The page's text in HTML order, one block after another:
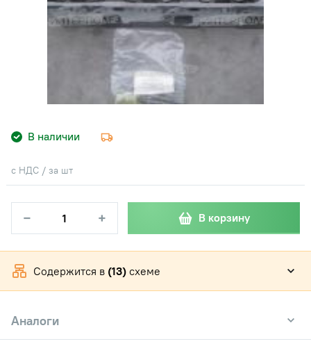
В наличии
с НДС / за шт
− + В корзину
Содержится в (13) схеме
Аналоги